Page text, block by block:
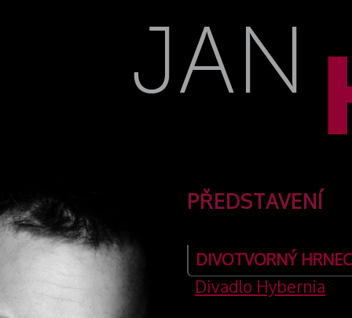
PŘEDSTAVENÍ
DIVOTVORNÝ HRNEC
Divadlo Hybernia